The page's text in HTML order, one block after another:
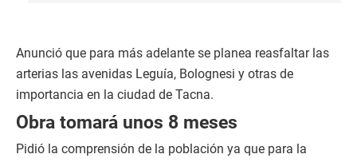
Anunció que para más adelante se planea reasfaltar las
arterias las avenidas Leguía, Bolognesi y otras de
importancia en la ciudad de Tacna.
Obra tomará unos 8 meses
Pidió la comprensión de la población ya que para la